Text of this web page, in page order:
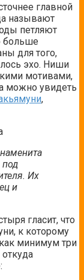
главной
называют
петляют
больше
для того,
эхо. Ниши
мотивами,
можно увидеть
,
под
Их
и
гласит, что
к которому
минимум три